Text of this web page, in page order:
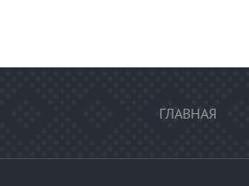
ГЛАВНАЯ